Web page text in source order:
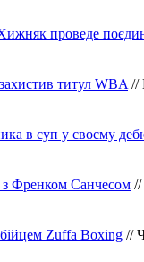
проведе
титул WBA //
в суп у своєму
з Френком Санчесом //
Zuffa Boxing //